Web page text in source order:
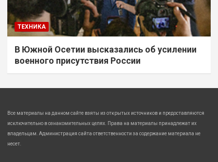
ТЕХНИКА
В Южной Осетии высказались об усилении
военного присутствия России
Все материалы на данном сайте взяты из открытых источников и предоставляются
исключительно в ознакомительных целях. Права на материалы принадлежат их
владельцам. Администрация сайта ответственности за содержание материала не
несет.